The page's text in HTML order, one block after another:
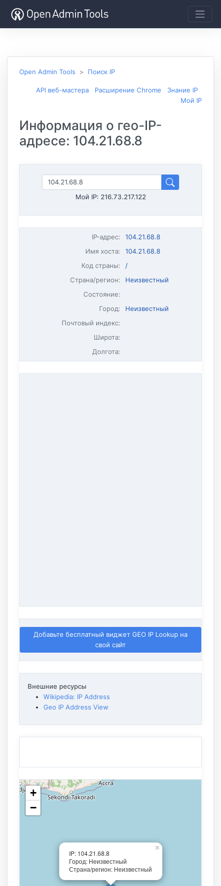
Open Admin Tools Поиск IP
API веб-мастера Расширение Chrome
Знание IP
Мой IP
Информация о гео-IP-
адресе: 104.21.68.8
Мой IP: 216.73.217.122
IP-адрес:
104.21.68.8
Имя хоста:
104.21.68.8
Код страны:
/
Страна/регион:
Неизвестный
Состояние:
Город:
Неизвестный
Почтовый индекс:
Широта:
Долгота:
Добавьте бесплатный виджет GEO IP Lookup на
свой сайт
Внешние ресурсы
Wikipedia: IP Address
Geo IP Address View
IP: 104.21.68.8
Город: Неизвестный
Страна/регион: Неизвестный
×
+
−